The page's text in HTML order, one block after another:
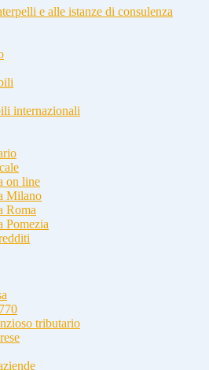
e alle istanze di consulenza
internazionali
on line
Milano
Roma
Pomezia
tributario